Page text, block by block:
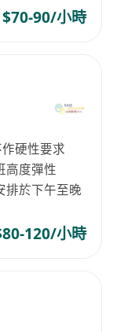
$70-90/小時
硬性要求
高度彈性
排於下午至晚
120/小時